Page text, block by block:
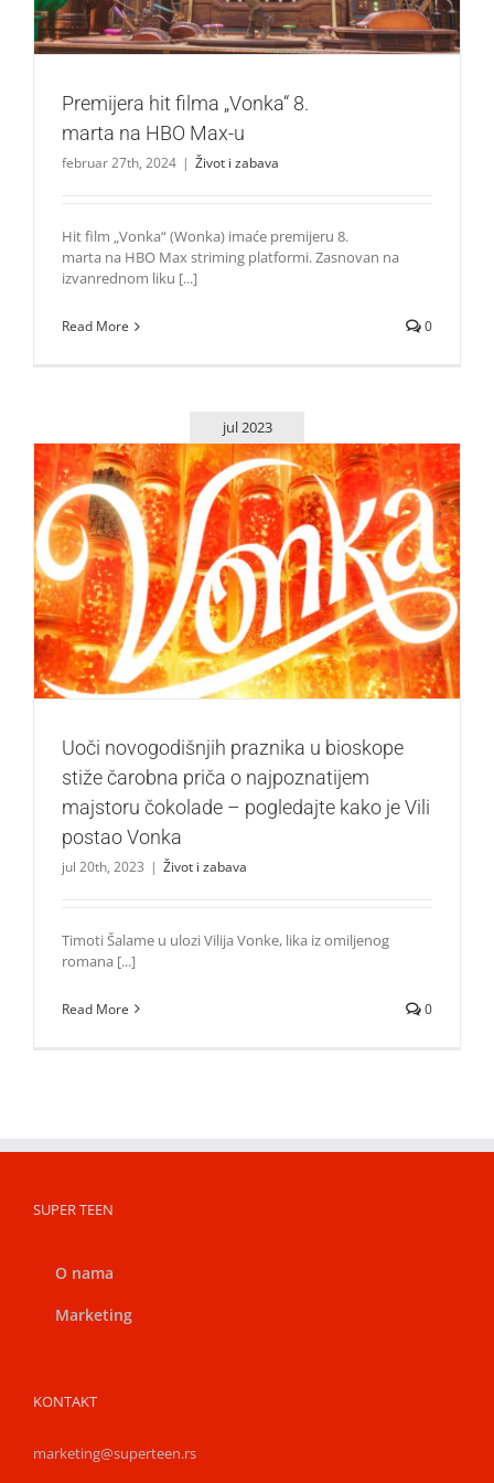
Premijera hit filma „Vonka“ 8.
marta na HBO Max-u
februar 27th, 2024 | Život i zabava
Hit film „Vonka“ (Wonka) imaće premijeru 8.
marta na HBO Max striming platformi. Zasnovan na
izvanrednom liku [...]
Read More 0
jul 2023
Uoči novogodišnjih praznika u bioskope stiže čarobna
priča o najpoznatijem majstoru čokolade – pogledajte
kako je Vili postao Vonka
Život i zabava
Uoči novogodišnjih praznika u bioskope
stiže čarobna priča o najpoznatijem
majstoru čokolade – pogledajte kako je Vili
postao Vonka
jul 20th, 2023 | Život i zabava
Timoti Šalame u ulozi Vilija Vonke, lika iz omiljenog
romana [...]
Read More 0
SUPER TEEN
O nama
Marketing
KONTAKT
marketing@superteen.rs